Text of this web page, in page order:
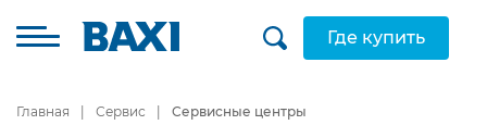
Где купить
Главная Сервис Сервисные центры